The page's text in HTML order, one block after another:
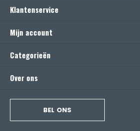
Klantenservice
Mijn account
Categorieën
Over ons
BEL ONS